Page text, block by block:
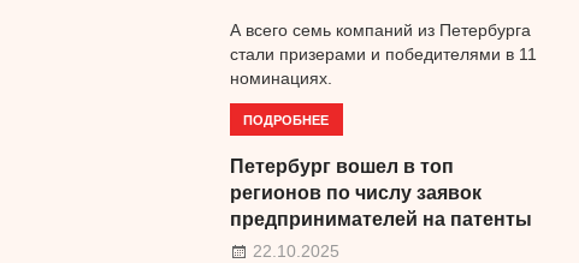
А всего семь компаний из Петербурга
стали призерами и победителями в 11
номинациях.
ПОДРОБНЕЕ
Петербург вошел в топ
регионов по числу заявок
предпринимателей на патенты
22.10.2025